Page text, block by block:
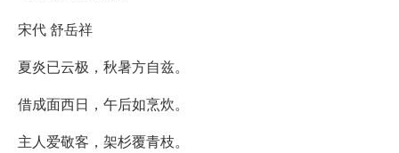
宋代 舒岳祥
夏炎已云极，秋暑方自兹。
借成面西日，午后如烹炊。
主人爱敬客，架杉覆青枝。